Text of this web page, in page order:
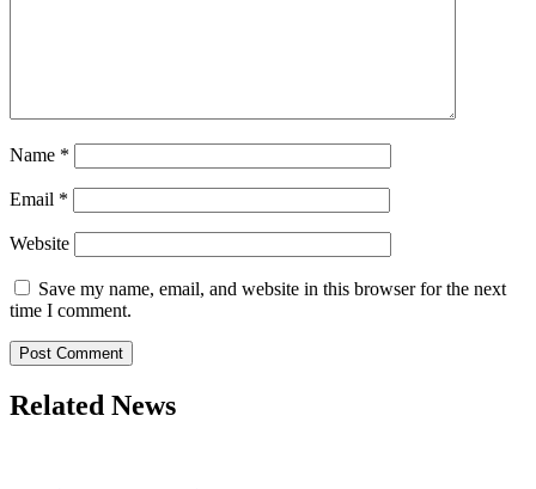
Name *
Email *
Website
Save my name, email, and website in this browser for the next
time I comment.
Related News